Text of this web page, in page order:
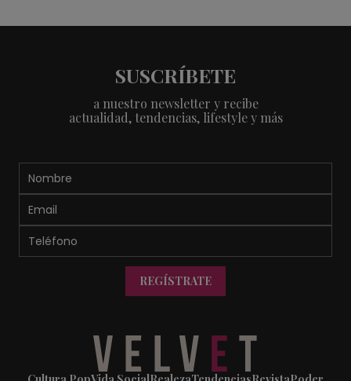
SUSCRÍBETE
a nuestro newsletter y recibe
actualidad, tendencias, lifestyle y más
REGÍSTRATE